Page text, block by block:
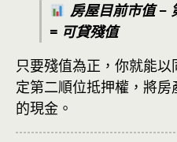
房屋目前市值 −
= 可貸殘值
只要殘值為正，你就能
定第二順位抵押權，將
的現金。